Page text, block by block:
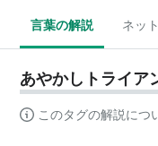
言葉の解説 ネッ
あやかしトライア
このタグの解説につ